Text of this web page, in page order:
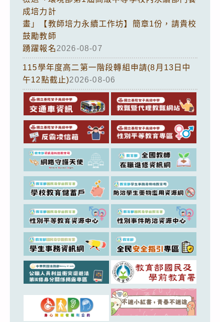
成培力計
畫」【教師培力永續工作坊】簡章1份，請貴校
鼓勵教師
踴躍報名2026-08-07
115學年度高二第一階段轉組申請(8月13日中
午12點截止)2026-08-06